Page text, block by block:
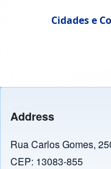
Cidades e
Address
Rua Carlos Gomes,
CEP: 13083-855